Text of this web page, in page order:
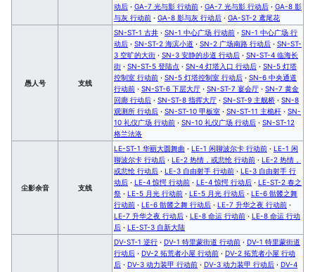
动后 · GA-7 光与影 行动前 · GA-7 光与影 行动后 · GA-8 影
与灰 行动前 · GA-8 影与灰 行动后 · GA-ST-2 鸢尾花
愚人号 支线
SN-ST-1 古井 · SN-1 中心广场 行动前 · SN-1 中心广场 行
动后 · SN-ST-2 海滨小道 · SN-2 广场南路 行动后 · SN-ST-
3 空旷的大街 · SN-3 安静的步道 行动后 · SN-ST-4 临海长
街 · SN-ST-5 登陆点 · SN-4 灯塔入口 行动后 · SN-5 灯塔
控制室 行动前 · SN-5 灯塔控制室 行动后 · SN-6 中央通道
行动前 · SN-ST-6 下层大厅 · SN-ST-7 宴会厅 · SN-7 黄金
回廊 行动后 · SN-ST-8 指挥大厅 · SN-ST-9 主舰桥 · SN-8
观测所 行动后 · SN-ST-10 甲板室 · SN-ST-11 主桅杆 · SN-
10 礼仪广场 行动前 · SN-10 礼仪广场 行动后 · SN-ST-12
格兰法洛
尘影余音 支线
LE-ST-1 华丽大圆舞曲 · LE-1 闲聊波尔卡 行动前 · LE-1 闲
聊波尔卡 行动后 · LE-2 热情，或悲怆 行动前 · LE-2 热情，
或悲怆 行动后 · LE-3 自由射手 行动前 · LE-3 自由射手 行
动后 · LE-4 惊愕 行动前 · LE-4 惊愕 行动后 · LE-ST-2 春之
祭 · LE-5 月光 行动前 · LE-5 月光 行动后 · LE-6 骷髅之舞
行动前 · LE-6 骷髅之舞 行动后 · LE-7 升华之夜 行动前 ·
LE-7 升华之夜 行动后 · LE-8 命运 行动前 · LE-8 命运 行动
后 · LE-ST-3 自新大陆
DV-ST-1 逆行 · DV-1 特里蒙街道 行动前 · DV-1 特里蒙街道
行动后 · DV-2 拓荒者小屋 行动前 · DV-2 拓荒者小屋 行动
后 · DV-3 动力装甲 行动前 · DV-3 动力装甲 行动后 · DV-4